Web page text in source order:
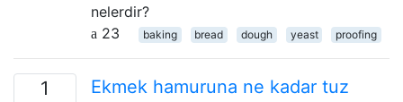
nelerdir?
23
baking bread dough yeast proofing
1
Ekmek hamuruna ne kadar tuz